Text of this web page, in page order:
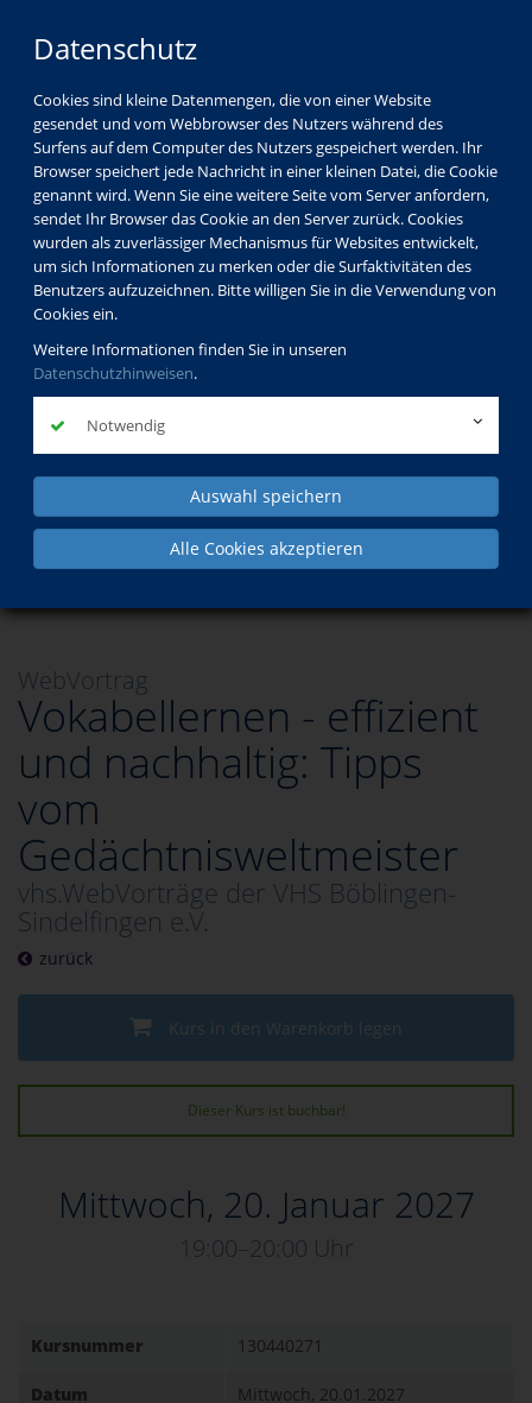
Datenschutz
Cookies sind kleine Datenmengen, die von einer Website
gesendet und vom Webbrowser des Nutzers während des
Surfens auf dem Computer des Nutzers gespeichert werden. Ihr
Browser speichert jede Nachricht in einer kleinen Datei, die Cookie
genannt wird. Wenn Sie eine weitere Seite vom Server anfordern,
sendet Ihr Browser das Cookie an den Server zurück. Cookies
wurden als zuverlässiger Mechanismus für Websites entwickelt,
um sich Informationen zu merken oder die Surfaktivitäten des
Benutzers aufzuzeichnen. Bitte willigen Sie in die Verwendung von
Cookies ein.
Weitere Informationen finden Sie in unseren
Datenschutzhinweisen.
Notwendig
Auswahl speichern
Alle Cookies akzeptieren
Sprachen
WebVortrag
Vokabellernen - effizient
und nachhaltig: Tipps
vom
Gedächtnisweltmeister
vhs.WebVorträge der VHS Böblingen-
Sindelfingen e.V.
zurück
Kurs in den Warenkorb legen
Dieser Kurs ist buchbar!
Mittwoch, 20. Januar 2027
19:00–20:00 Uhr
Kursnummer 130440271
Datum Mittwoch, 20.01.2027